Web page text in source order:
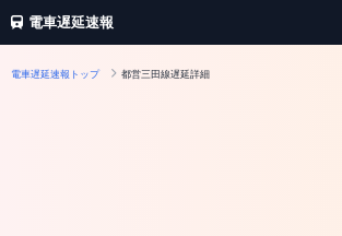
電車遅延速報
電車遅延速報トップ 都営三田線遅延詳細